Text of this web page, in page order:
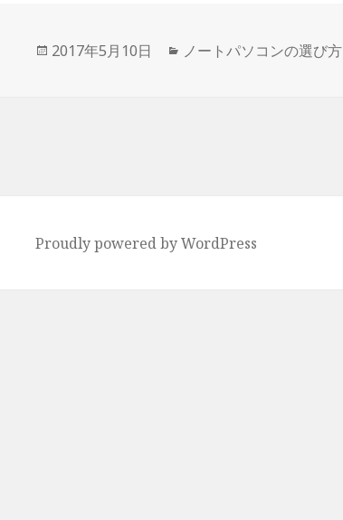
投
2017年5月10日
カ
ノートパソコンの選び方
Proudly powered by WordPress